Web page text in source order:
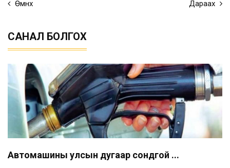
Өмнөх Дараах
САНАЛ БОЛГОХ
Автомашины улсын дугаар сондгой ...